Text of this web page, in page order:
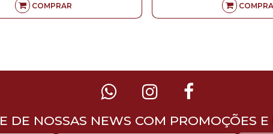
COMPRAR
DE NOSSAS NEWS COM PROMOÇÕES